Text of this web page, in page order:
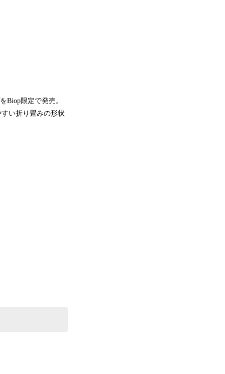
Biop限定で発売。
い折り畳みの形状